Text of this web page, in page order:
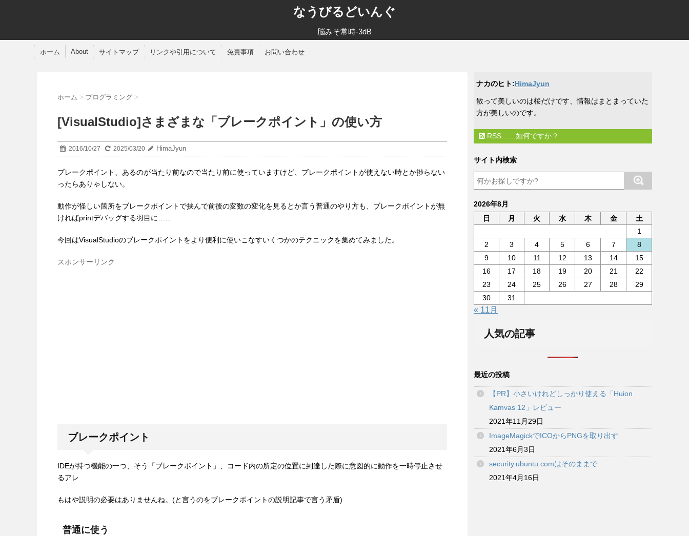
なうびるどいんぐ
脳みそ常時-3dB
ホーム About サイトマップ リンクや引用について 免責事項 お問い合わせ
ホーム > プログラミング >
[VisualStudio]さまざまな「ブレークポイント」の使い方
2016/10/27 2025/03/20 HimaJyun
ブレークポイント、あるのが当たり前なので当たり前に使っていますけど、ブレークポイントが使えない時とか捗らない
ったらありゃしない。
動作が怪しい箇所をブレークポイントで挟んで前後の変数の変化を見るとか言う普通のやり方も、ブレークポイントが無
ければprintデバッグする羽目に……
今回はVisualStudioのブレークポイントをより便利に使いこなすいくつかのテクニックを集めてみました。
スポンサーリンク
ブレークポイント
IDEが持つ機能の一つ、そう「ブレークポイント」、コード内の所定の位置に到達した際に意図的に動作を一時停止させ
るアレ
もはや説明の必要はありませんね。(と言うのをブレークポイントの説明記事で言う矛盾)
普通に使う
ナカのヒト:HimaJyun
​散って美しいのは桜だけです、情報はまとまっていた
方が美しいのです。
RSS……如何ですか？
サイト内検索
2026年8月
日
月 火 水 木 金
土
1
2
3 4 5 6 7
8
9
10 11 12 13 14
15
16
17 18 19 20 21
22
23
24 25 26 27 28
29
30
31
« 11月
人気の記事
最近の投稿
【PR】小さいけれどしっかり使える「Huion
Kamvas 12」レビュー
2021年11月29日
ImageMagickでICOからPNGを取り出す
2021年6月3日
security.ubuntu.comはそのままで
2021年4月16日